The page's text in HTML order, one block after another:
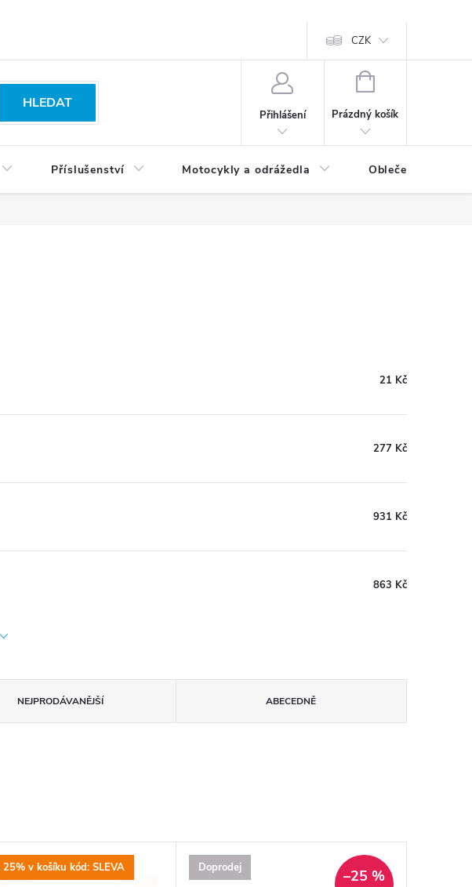
CZK
HLEDAT
Přihlášení
NÁKUPNÍ
Prázdný košík
Příslušenství Motocykly a odrážedla Oblečení a
21 Kč
277 Kč
931 Kč
863 Kč
NEJPRODÁVANĚJŠÍ ABECEDNĚ
25% v košíku kód: SLEVA Doprodej –25 %